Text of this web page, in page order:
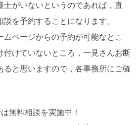
士がいないというのであれば，直
を予約することになります。
ムページからの予約が可能なとこ
付けていないところ，一見さんお断
ると思いますので，各事務所にご確
無料相談を実施中！